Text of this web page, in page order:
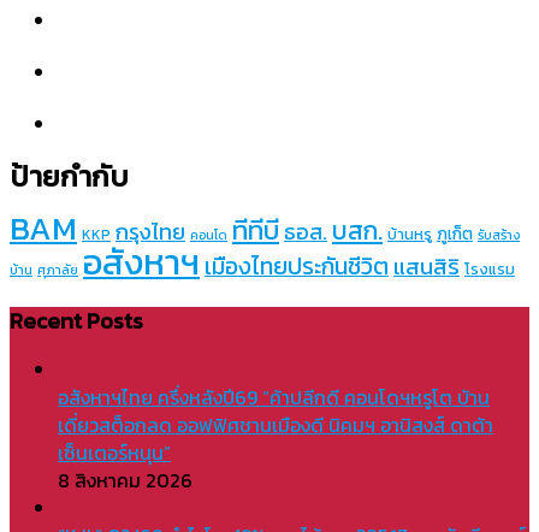
ป้ายกำกับ
BAM KKP กรุงไทย คอนโด ทีทีบีธอส. บสก. บ้านหรู ภูเก็ต รับสร้าง
บ้าน ศุภาลัย อสังหาฯเมืองไทยประกันชีวิต แสนสิริ โรงแรม
Recent Posts
อสังหาฯไทย ครึ่งหลังปี69 “ค้าปลีกดี คอนโดฯหรูโต บ้าน
เดี่ยวสต็อกลด ออฟฟิศชานเมืองดี นิคมฯ อานิสงส์ ดาต้า
เซ็นเตอร์หนุน”
8 สิงหาคม 2026